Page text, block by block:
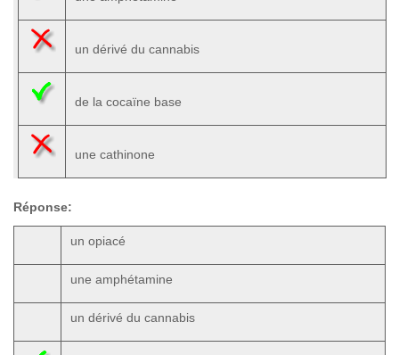
un dérivé du cannabis
de la cocaïne base
une cathinone
Réponse:
un opiacé
une amphétamine
un dérivé du cannabis